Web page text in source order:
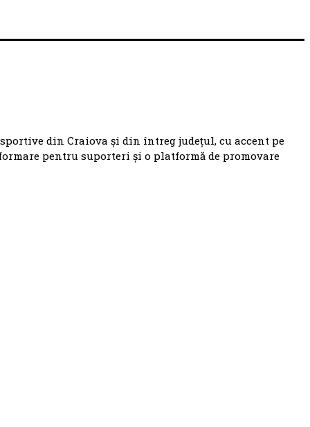
din Craiova și din întreg județul, cu accent pe
pentru suporteri și o platformă de promovare